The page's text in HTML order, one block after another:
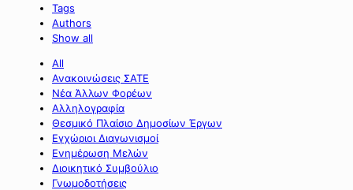
Tags
Authors
Show all
All
Ανακοινώσεις ΣΑΤΕ
Νέα Άλλων Φορέων
Αλληλογραφία
Θεσμικό Πλαίσιο Δημοσίων Έργων
Εγχώριοι Διαγωνισμοί
Ενημέρωση Μελών
Διοικητικό Συμβούλιο
Γνωμοδοτήσεις